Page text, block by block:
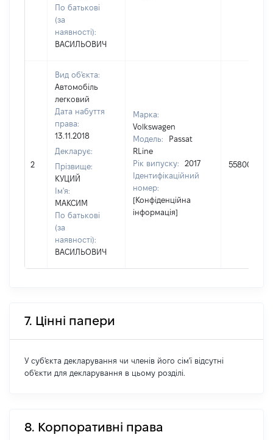
По батькові
(за
наявності):
ВАСИЛЬОВИЧ
2
Вид об'єкта:
Автомобіль
легковий
Дата набуття
права:
13.11.2018
Декларує:
Прізвище:
КУЦИЙ
Ім'я:
МАКСИМ
По батькові
(за
наявності):
ВАСИЛЬОВИЧ
Марка:
Volkswagen
Модель:
Passat
RLine
Рік випуску:
2017
Ідентифікаційний
номер:
[Конфіденційна
інформація]
558000
7. Цінні папери
У суб'єкта декларування чи членів його сім'ї відсутні
об'єкти для декларування в цьому розділі.
8. Корпоративні права